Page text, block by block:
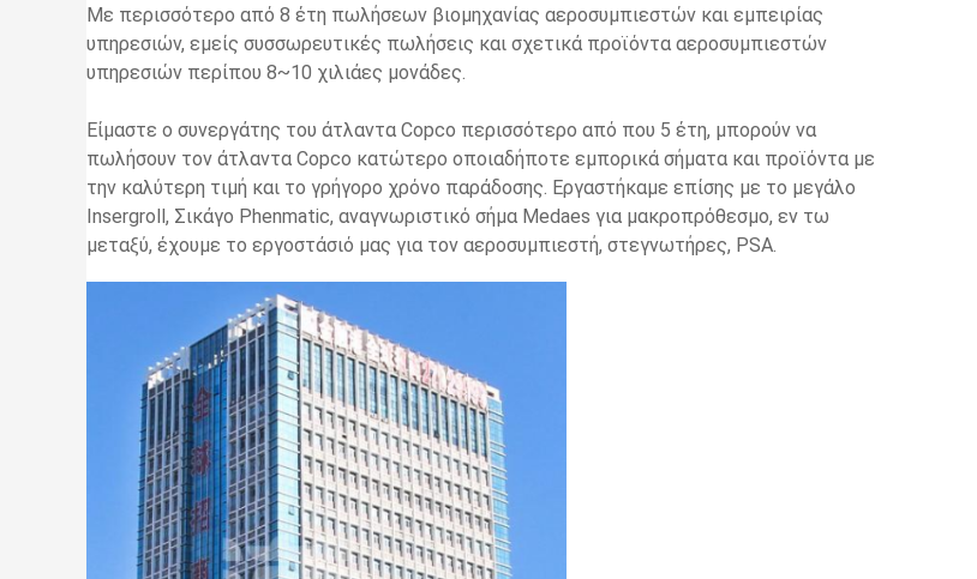
Με περισσότερο από 8 έτη πωλήσεων βιομηχανίας αεροσυμπιεστών και εμπειρίας
υπηρεσιών, εμείς συσσωρευτικές πωλήσεις και σχετικά προϊόντα αεροσυμπιεστών
υπηρεσιών περίπου 8~10 χιλιάες μονάδες.
Είμαστε ο συνεργάτης του άτλαντα Copco περισσότερο από που 5 έτη, μπορούν να
πωλήσουν τον άτλαντα Copco κατώτερο οποιαδήποτε εμπορικά σήματα και προϊόντα με
την καλύτερη τιμή και το γρήγορο χρόνο παράδοσης. Εργαστήκαμε επίσης με το μεγάλο
Insergroll, Σικάγο Phenmatic, αναγνωριστικό σήμα Medaes για μακροπρόθεσμο, εν τω
μεταξύ, έχουμε το εργοστάσιό μας για τον αεροσυμπιεστή, στεγνωτήρες, PSA.